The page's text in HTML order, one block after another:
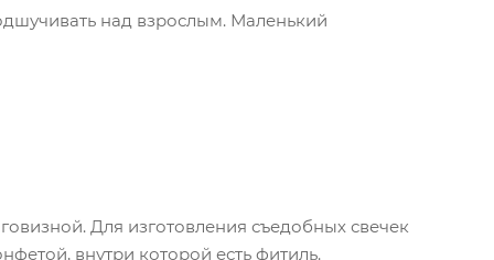
над взрослым. Маленький
Для изготовления съедобных свечек
внутри которой есть фитиль.